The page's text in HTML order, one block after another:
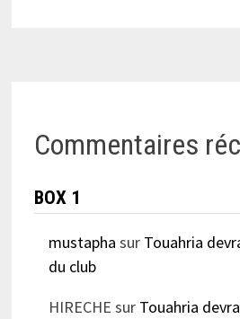
Commentaires
BOX 1
mustapha sur Touahria
du club
HIRECHE sur Touahria